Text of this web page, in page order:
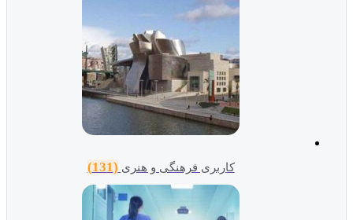
کاربری فرهنگی و هنری (131)